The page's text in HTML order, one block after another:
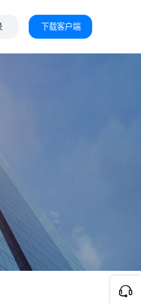
下载客户端